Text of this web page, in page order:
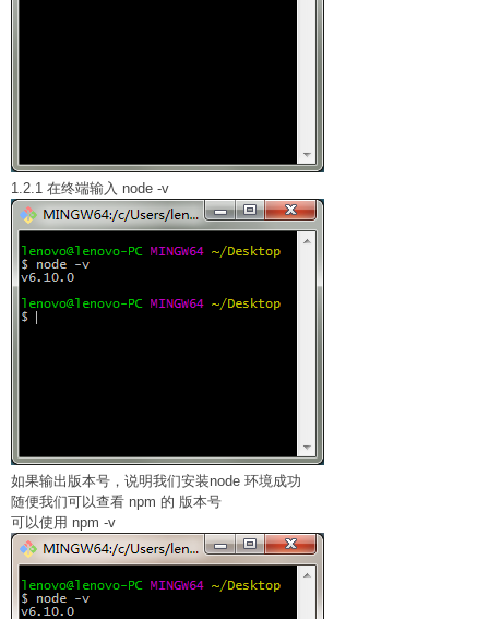
1.2.1 在终端输入 node -v
如果输出版本号，说明我们安装node 环境成功
随便我们可以查看 npm 的 版本号
可以使用 npm -v